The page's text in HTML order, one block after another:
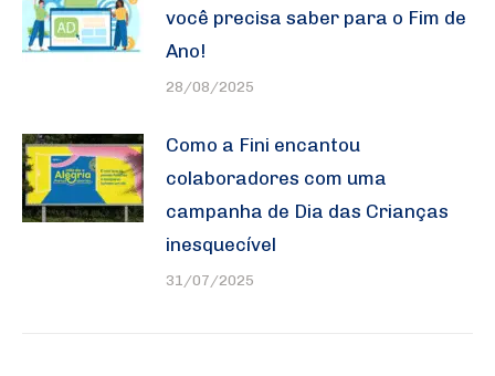
você precisa saber para o Fim de
Ano!
28/08/2025
Como a Fini encantou
colaboradores com uma
campanha de Dia das Crianças
inesquecível
31/07/2025